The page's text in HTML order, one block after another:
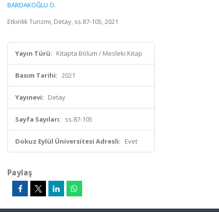
BARDAKOĞLU Ö.
Etkinlik Turizmi, Detay, ss.87-105, 2021
Yayın Türü: Kitapta Bölüm / Mesleki Kitap
Basım Tarihi: 2021
Yayınevi: Detay
Sayfa Sayıları: ss.87-105
Dokuz Eylül Üniversitesi Adresli: Evet
Paylaş